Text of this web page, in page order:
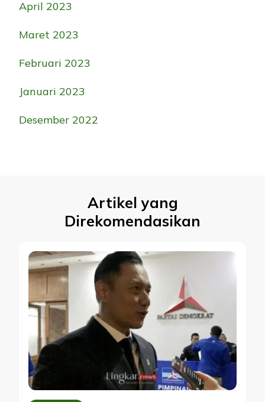
April 2023
Maret 2023
Februari 2023
Januari 2023
Desember 2022
Artikel yang
Direkomendasikan